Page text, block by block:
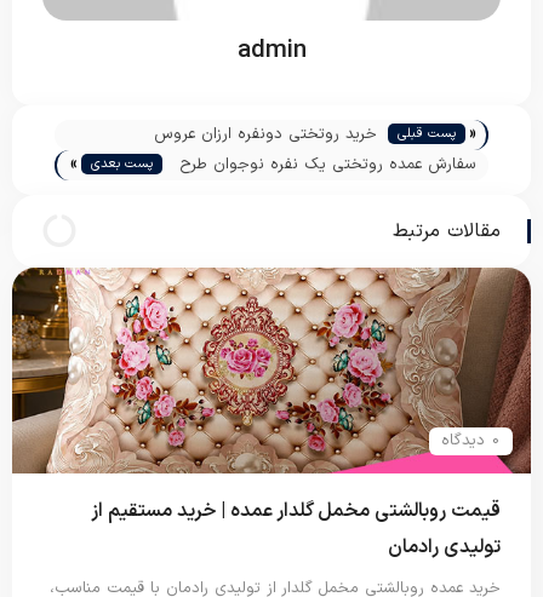
admin
« پست قبلی
خرید روتختی دونفره ارزان عروس
سفارش عمده روتختی یک نفره نوجوان طرح
پست بعدی »
مقالات مرتبط
0 دیدگاه
قیمت روبالشتی مخمل گلدار عمده | خرید مستقیم از
تولیدی رادمان
خرید عمده روبالشتی مخمل گلدار از تولیدی رادمان با قیمت مناسب،